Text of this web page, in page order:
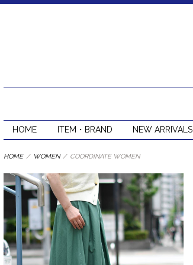
HOME ITEM・BRAND NEW ARRIVALS
HOME / WOMEN / COORDINATE WOMEN